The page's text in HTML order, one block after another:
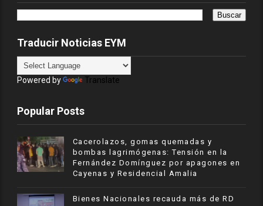
Traducir Noticias EYM
Powered by Translate
Popular Posts
Cacerolazos, gomas quemadas y
bombas lagrimógenas: Tensión en la
Fernández Domínguez por apagones en
Cayenas y Residencial Amalia
Bienes Nacionales recauda más de RD